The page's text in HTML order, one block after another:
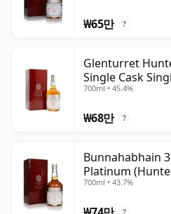
₩65만 ?
Glenturret
Single Cask
700ml • 45.4%
₩68만 ?
Bunnahabhain
Platinum
700ml • 43.7%
?